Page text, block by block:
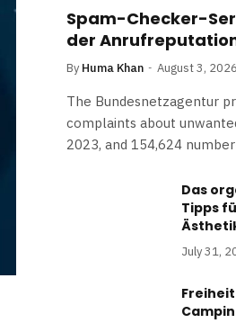
Spam-Checker-
der
By Huma Khan August 3, 2026
The Bundesnetzagentur
complaints about
2023, and 154,624
Das
Tipps
July 31,